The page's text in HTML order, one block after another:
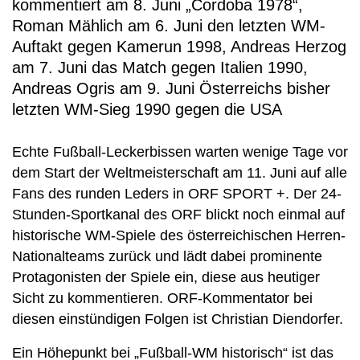
kommentiert am 8. Juni „Cordoba 1978“,
Roman Mählich am 6. Juni den letzten WM-
Auftakt gegen Kamerun 1998, Andreas Herzog
am 7. Juni das Match gegen Italien 1990,
Andreas Ogris am 9. Juni Österreichs bisher
letzten WM-Sieg 1990 gegen die USA
Echte Fußball-Leckerbissen warten wenige Tage vor
dem Start der Weltmeisterschaft am 11. Juni auf alle
Fans des runden Leders in ORF SPORT +. Der 24-
Stunden-Sportkanal des ORF blickt noch einmal auf
historische WM-Spiele des österreichischen Herren-
Nationalteams zurück und lädt dabei prominente
Protagonisten der Spiele ein, diese aus heutiger
Sicht zu kommentieren. ORF-Kommentator bei
diesen einstündigen Folgen ist Christian Diendorfer.
Ein Höhepunkt bei „Fußball-WM historisch“ ist das